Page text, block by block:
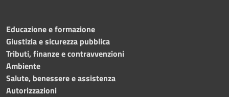
Educazione e formazione
Giustizia e sicurezza pubblica
Tributi, finanze e contravvenzioni
Ambiente
Salute, benessere e assistenza
Autorizzazioni